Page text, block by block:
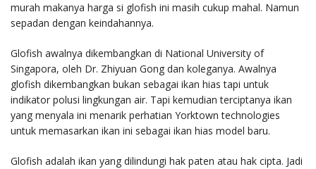
murah makanya harga si glofish ini masih cukup mahal. Namun
sepadan dengan keindahannya.
Glofish awalnya dikembangkan di National University of
Singapora, oleh Dr. Zhiyuan Gong dan koleganya. Awalnya
glofish dikembangkan bukan sebagai ikan hias tapi untuk
indikator polusi lingkungan air. Tapi kemudian terciptanya ikan
yang menyala ini menarik perhatian Yorktown technologies
untuk memasarkan ikan ini sebagai ikan hias model baru.
Glofish adalah ikan yang dilindungi hak paten atau hak cipta. Jadi